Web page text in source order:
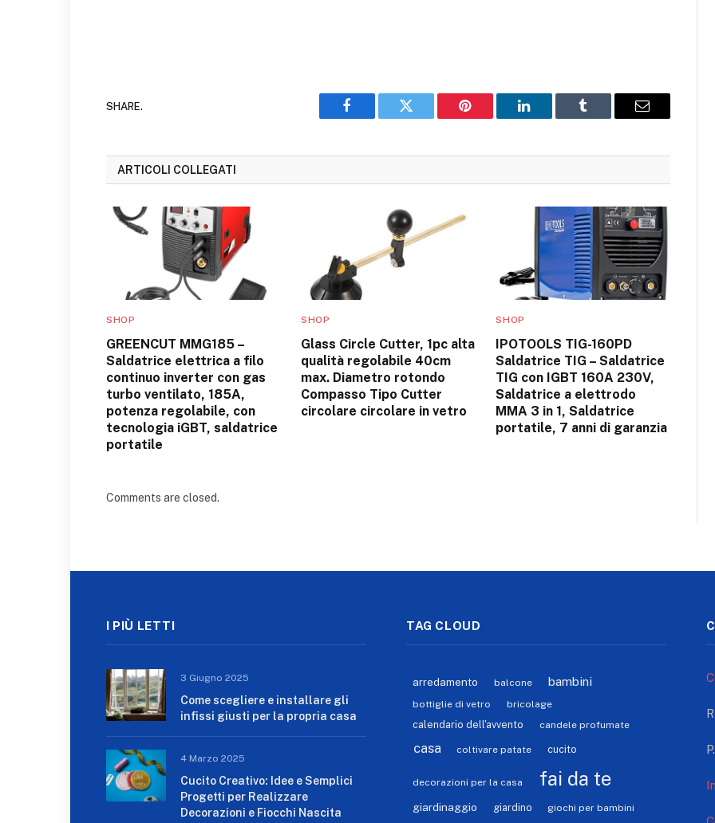
SHARE.
Facebook Twitter Pinterest LinkedIn Tumblr Email
ARTICOLI COLLEGATI
SHOP
GREENCUT MMG185 –
Saldatrice elettrica a filo
continuo inverter con gas
turbo ventilato, 185A,
potenza regolabile, con
tecnologia iGBT, saldatrice
portatile
SHOP
Glass Circle Cutter, 1pc alta
qualità regolabile 40cm
max. Diametro rotondo
Compasso Tipo Cutter
circolare circolare in vetro
SHOP
IPOTOOLS TIG-160PD
Saldatrice TIG – Saldatrice
TIG con IGBT 160A 230V,
Saldatrice a elettrodo
MMA 3 in 1, Saldatrice
portatile, 7 anni di garanzia
Comments are closed.
I PIÙ LETTI
3 Giugno 2025
Come scegliere e installare gli
infissi giusti per la propria casa
4 Marzo 2025
Cucito Creativo: Idee e Semplici
Progetti per Realizzare
Decorazioni e Fiocchi Nascita
TAG CLOUD
arredamento balcone bambini
bottiglie di vetro bricolage
calendario dell'avvento candele profumate
casa coltivare patate cucito
decorazioni per la casa fai da te
giardinaggio giardino giochi per bambini